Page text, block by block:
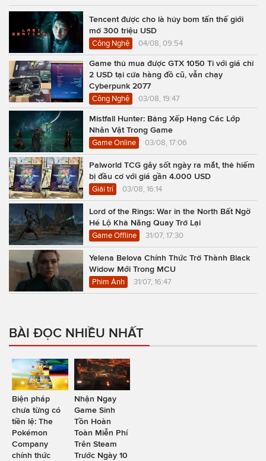
Tencent được cho là hủy bom tấn thế giới
mở 300 triệu USD
Công Nghệ 04/08, 09:54
Game thủ mua được GTX 1050 Ti với giá chỉ
2 USD tại cửa hàng đồ cũ, vẫn chạy
Cyberpunk 2077
Công Nghệ 03/08, 19:47
Mistfall Hunter: Bảng Xếp Hạng Các Lớp
Nhân Vật Trong Game
Game Online 03/08, 17:06
Palworld TCG gây sốt ngày ra mắt, thẻ hiếm
bị đầu cơ với giá gần 4.000 USD
Giải trí 03/08, 16:14
Lord of the Rings: War in the North Bất Ngờ
Hé Lộ Khả Năng Quay Trở Lại
Game Offline 31/07, 17:30
Yelena Belova Chính Thức Trở Thành Black
Widow Mới Trong MCU
Phim Ảnh 31/07, 16:47
BÀI ĐỌC NHIỀU NHẤT
Biện pháp
chưa từng có
tiền lệ: The
Pokémon
Company
chính thức
Nhận Ngay
Game Sinh
Tồn Hoàn
Toàn Miễn Phí
Trên Steam
Trước Ngày 10